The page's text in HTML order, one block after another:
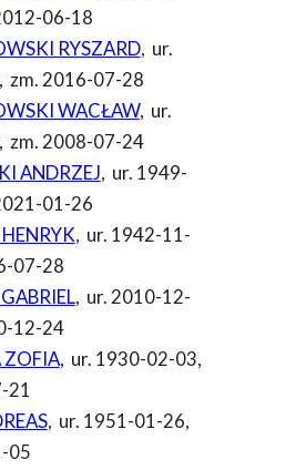
06-18
RYSZARD, ur.
, zm. 2016-07-28
WACŁAW, ur.
, zm. 2008-07-24
ANDRZEJ, ur. 1949-
01-26
, ur. 1942-11-
07-28
, ur. 2010-12-
12-24
ZOFIA, ur. 1930-02-03,
21
, ur. 1951-01-26,
05